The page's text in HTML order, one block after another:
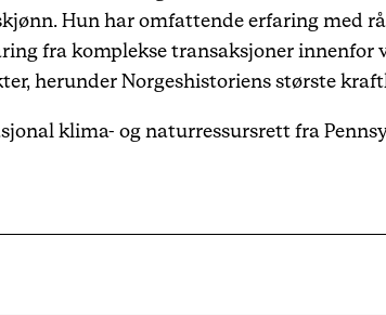
Hun har omfattende erfaring med
fra komplekse transaksjoner
herunder Norgeshistoriens største
klima- og naturressursrett fra